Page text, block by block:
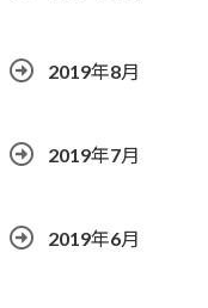
2019年8月
2019年7月
2019年6月